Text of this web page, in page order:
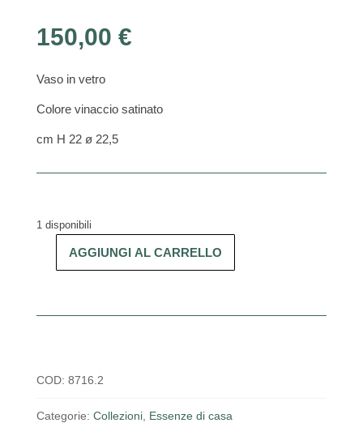
150,00 €
Vaso in vetro
Colore vinaccio satinato
cm H 22 ø 22,5
1 disponibili
quantità
AGGIUNGI AL CARRELLO
COD: 8716.2
Categorie: Collezioni, Essenze di casa